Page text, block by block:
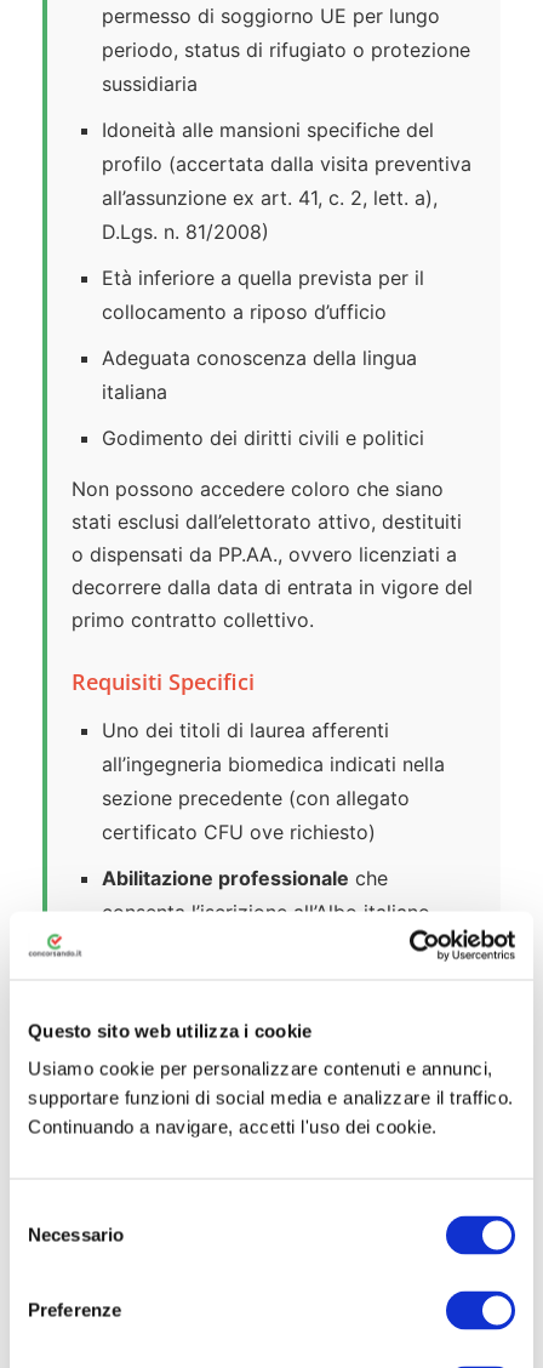
Questo sito web utilizza i cookie
Usiamo cookie per personalizzare contenuti e annunci,
supportare funzioni di social media e analizzare il traffico.
Continuando a navigare, accetti l'uso dei cookie.
Necessario
Preferenze
permesso di soggiorno UE per lungo
periodo, status di rifugiato o protezione
sussidiaria
Idoneità alle mansioni specifiche del
profilo (accertata dalla visita preventiva
all’assunzione ex art. 41, c. 2, lett. a),
D.Lgs. n. 81/2008)
Età inferiore a quella prevista per il
collocamento a riposo d’ufficio
Adeguata conoscenza della lingua
italiana
Godimento dei diritti civili e politici
Non possono accedere coloro che siano
stati esclusi dall’elettorato attivo, destituiti
o dispensati da PP.AA., ovvero licenziati a
decorrere dalla data di entrata in vigore del
primo contratto collettivo.
Requisiti Specifici
Uno dei titoli di laurea afferenti
all’ingegneria biomedica indicati nella
sezione precedente (con allegato
certificato CFU ove richiesto)
Abilitazione professionale che
consenta l’iscrizione all’Albo italiano
dell’Ordine degli Ingegneri nel settore
⚠️ Esclusione automatica: sono
professionalità, presso l’azienda per la